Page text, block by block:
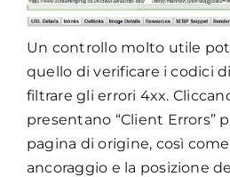
Un controllo molto utile
quello di verificare i codici
filtrare gli errori 4xx.
presentano “Client Errors”
pagina di origine, così
ancoraggio e la posizione